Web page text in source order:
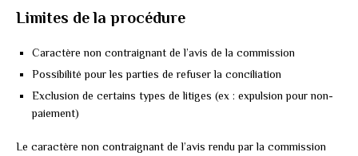
Limites de la procédure
Caractère non contraignant de l’avis de la commission
Possibilité pour les parties de refuser la conciliation
Exclusion de certains types de litiges (ex : expulsion pour non-
paiement)
Le caractère non contraignant de l’avis rendu par la commission